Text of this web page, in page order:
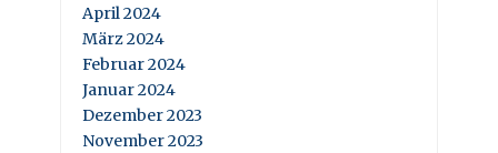
April 2024
März 2024
Februar 2024
Januar 2024
Dezember 2023
November 2023